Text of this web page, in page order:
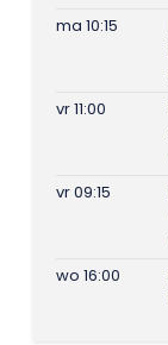
ma 10:15
vr 11:00
vr 09:15
wo 16:00